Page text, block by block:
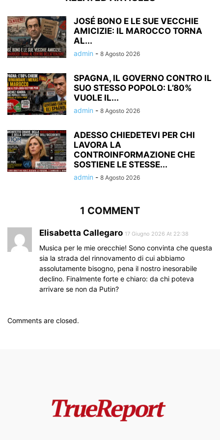
JOSÉ BONO E LE SUE VECCHIE
AMICIZIE: IL MAROCCO TORNA
AL...
admin - 8 Agosto 2026
SPAGNA, IL GOVERNO CONTRO IL
SUO STESSO POPOLO: L’80%
VUOLE IL...
admin - 8 Agosto 2026
ADESSO CHIEDETEVI PER CHI
LAVORA LA
CONTROINFORMAZIONE CHE
SOSTIENE LE STESSE...
admin - 8 Agosto 2026
1 COMMENT
Elisabetta Callegaro 17 Giugno 2026 At 22:38
Musica per le mie orecchie! Sono convinta che questa
sia la strada del rinnovamento di cui abbiamo
assolutamente bisogno, pena il nostro inesorabile
declino. Finalmente forte e chiaro: da chi poteva
arrivare se non da Putin?
Comments are closed.